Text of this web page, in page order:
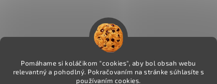
Pomáhame si koláčikom "cookies", aby bol obsah webu
relevantný a pohodlný. Pokračovaním na stránke súhlasíte s
používaním cookies.